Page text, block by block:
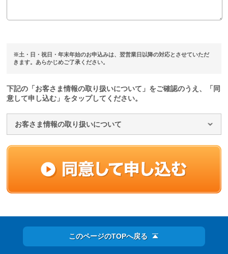
※土・日・祝日・年末年始のお申込みは、翌営業日以降の対応とさせていただ
きます。あらかじめご了承ください。
下記の「お客さま情報の取り扱いについて」をご確認のうえ、「同
意して申し込む」をタップしてください。
お客さま情報の取り扱いについて
このページのTOPへ戻る